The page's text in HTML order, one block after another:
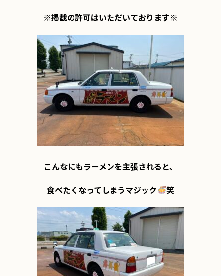
※掲載の許可はいただいております※
こんなにもラーメンを主張されると、
食べたくなってしまうマジック
笑